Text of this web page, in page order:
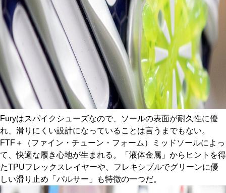
Furyはスパイクシューズなので、ソールの表面が耐久性に優
れ、滑りにくい設計になっていることは言うまでもない。
FTF＋（ファイン・チューン・フォーム）ミッドソールによっ
て、快適な履き心地が生まれる。「液体金属」からヒントを得
たTPUフレックスレイヤーや、フレキシブルでグリーンに優
しい滑り止め「パルサー」も特徴の一つだ。